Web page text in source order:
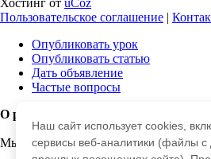
Хостинг от uCoz
Пользовательское соглашение |
Опубликовать урок
Опубликовать статью
Дать объявление
Частые вопросы
О работе с сайтом
Мы используем cookie.
Наш сайт использует cookies,
сервисы веб-аналитики (файлы